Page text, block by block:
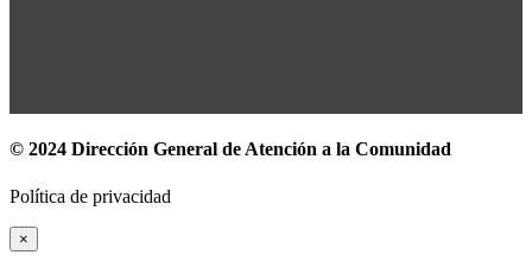
© 2024 Dirección General de Atención a la Comunidad
Política de privacidad
×